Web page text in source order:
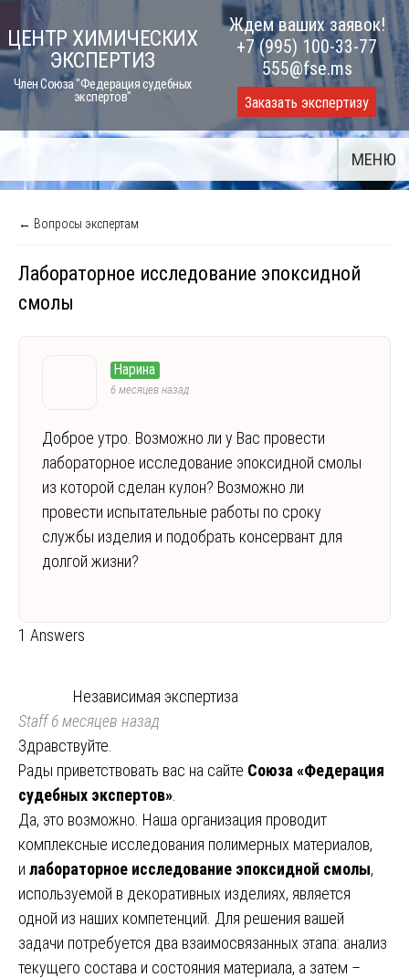
Skip
to
content
ЦЕНТР ХИМИЧЕСКИХ
ЭКСПЕРТИЗ
Член Союза "Федерация судебных
экспертов"
Ждем ваших заявок!
+7 (995) 100-33-77
555@fse.ms
Заказать экспертизу
МЕНЮ
← Вопросы экспертам
Лабораторное исследование эпоксидной
смолы
Нарина
6 месяцев назад
Доброе утро. Возможно ли у Вас провести
лабораторное исследование эпоксидной смолы
из которой сделан кулон? Возможно ли
провести испытательные работы по сроку
службы изделия и подобрать консервант для
долгой жизни?
1 Answers
Независимая экспертиза
Staff6 месяцев назад
Здравствуйте.
Рады приветствовать вас на сайте Союза «Федерация
судебных экспертов»
Да, это возможно. Наша организация проводит
комплексные исследования полимерных материалов,
и лабораторное исследование эпоксидной смолы,
используемой в декоративных изделиях, является
одной из наших компетенций. Для решения вашей
задачи потребуется два взаимосвязанных этапа: анализ
текущего состава и состояния материала, а затем –